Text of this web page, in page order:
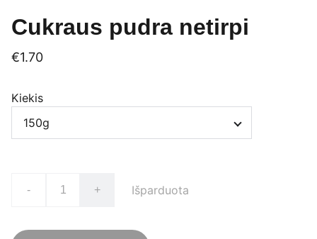
Cukraus pudra netirpi
€1.70
Kiekis
- + Išparduota